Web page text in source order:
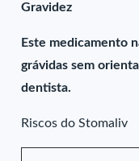
Gravidez
Este medicamento
grávidas sem
dentista.
Riscos do Stomaliv